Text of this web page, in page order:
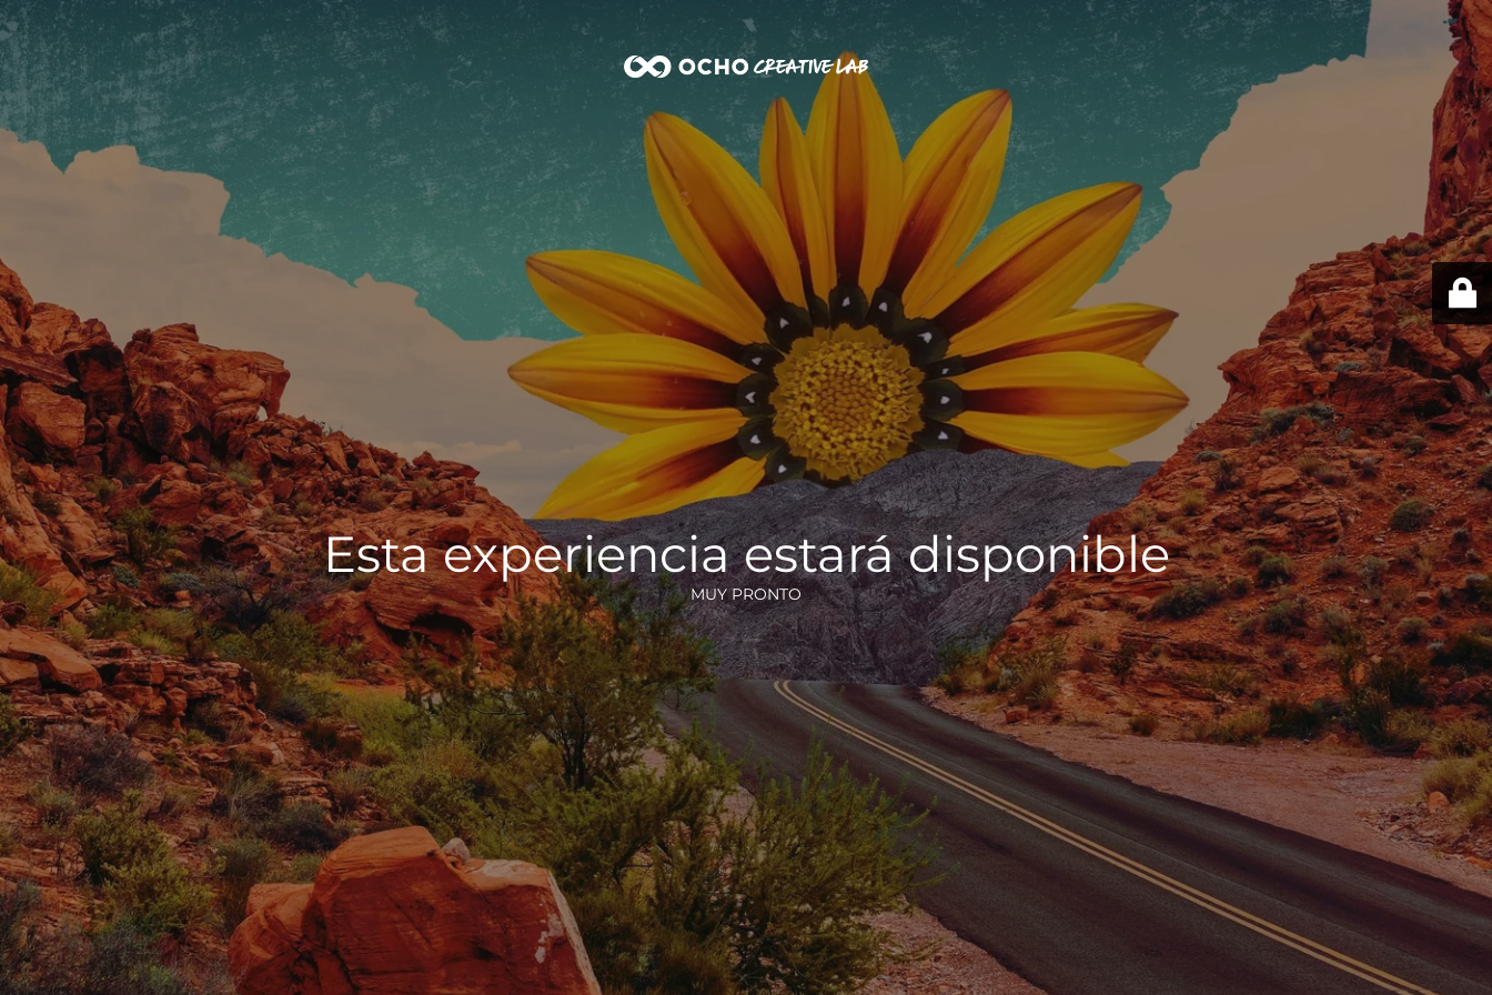
Esta experiencia estará disponible
MUY PRONTO